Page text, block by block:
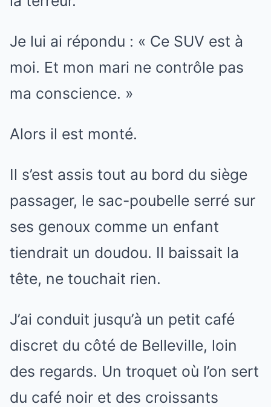
Je lui ai répondu : « Ce SUV est à
moi. Et mon mari ne contrôle pas
ma conscience. »
Alors il est monté.
Il s’est assis tout au bord du siège
passager, le sac-poubelle serré sur
ses genoux comme un enfant
tiendrait un doudou. Il baissait la
tête, ne touchait rien.
J’ai conduit jusqu’à un petit café
discret du côté de Belleville, loin
des regards. Un troquet où l’on sert
du café noir et des croissants